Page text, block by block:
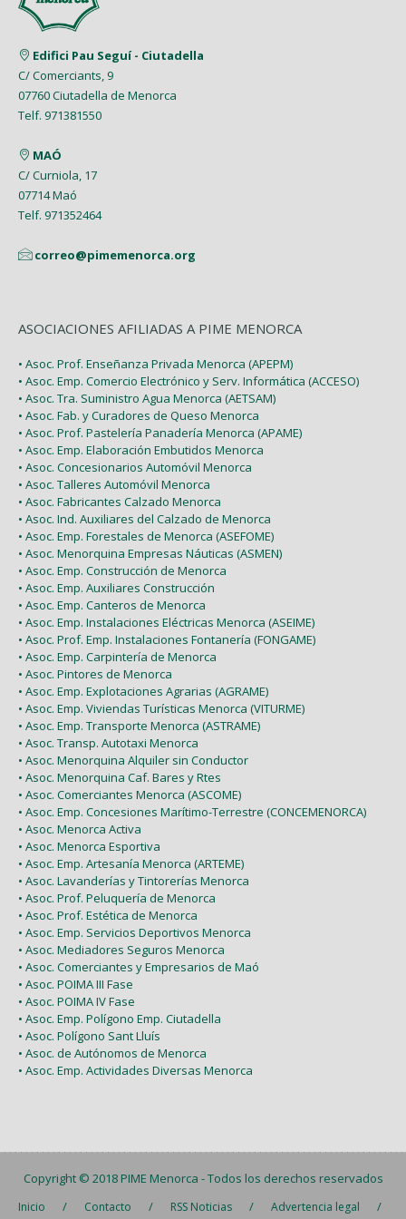
Enero (7)
Febrero (4)
Enero (9)
Abril (6)
Febrero (7)
Enero (1)
Abril (8)
Marzo (5)
Febrero (1)
Enero (2)
Junio (8)
Mayo (7)
Abril (4)
Febrero (6)
Enero (2)
Edifici Pau Seguí - Ciutadella
C/ Comerciants, 9
07760 Ciutadella de Menorca
Telf. 971381550
MAÓ
C/ Curniola, 17
07714 Maó
Telf. 971352464
correo@pimemenorca.org
ASOCIACIONES AFILIADAS A PIME MENORCA
• Asoc. Prof. Enseñanza Privada Menorca (APEPM)
• Asoc. Emp. Comercio Electrónico y Serv. Informática (ACCESO)
• Asoc. Tra. Suministro Agua Menorca (AETSAM)
• Asoc. Fab. y Curadores de Queso Menorca
• Asoc. Prof. Pastelería Panadería Menorca (APAME)
• Asoc. Emp. Elaboración Embutidos Menorca
• Asoc. Concesionarios Automóvil Menorca
• Asoc. Talleres Automóvil Menorca
• Asoc. Fabricantes Calzado Menorca
• Asoc. Ind. Auxiliares del Calzado de Menorca
• Asoc. Emp. Forestales de Menorca (ASEFOME)
• Asoc. Menorquina Empresas Náuticas (ASMEN)
• Asoc. Emp. Construcción de Menorca
• Asoc. Emp. Auxiliares Construcción
• Asoc. Emp. Canteros de Menorca
• Asoc. Emp. Instalaciones Eléctricas Menorca (ASEIME)
• Asoc. Prof. Emp. Instalaciones Fontanería (FONGAME)
• Asoc. Emp. Carpintería de Menorca
• Asoc. Pintores de Menorca
• Asoc. Emp. Explotaciones Agrarias (AGRAME)
• Asoc. Emp. Viviendas Turísticas Menorca (VITURME)
• Asoc. Emp. Transporte Menorca (ASTRAME)
• Asoc. Transp. Autotaxi Menorca
• Asoc. Menorquina Alquiler sin Conductor
• Asoc. Menorquina Caf. Bares y Rtes
• Asoc. Comerciantes Menorca (ASCOME)
• Asoc. Emp. Concesiones Marítimo-Terrestre (CONCEMENORCA)
• Asoc. Menorca Activa
• Asoc. Menorca Esportiva
• Asoc. Emp. Artesanía Menorca (ARTEME)
• Asoc. Lavanderías y Tintorerías Menorca
• Asoc. Prof. Peluquería de Menorca
• Asoc. Prof. Estética de Menorca
• Asoc. Emp. Servicios Deportivos Menorca
• Asoc. Mediadores Seguros Menorca
• Asoc. Comerciantes y Empresarios de Maó
• Asoc. POIMA III Fase
• Asoc. POIMA IV Fase
• Asoc. Emp. Polígono Emp. Ciutadella
• Asoc. Polígono Sant Lluís
• Asoc. de Autónomos de Menorca
• Asoc. Emp. Actividades Diversas Menorca
Copyright © 2018PIME Menorca - Todos los derechos reservados
Inicio / Contacto / RSS Noticias / Advertencia legal /